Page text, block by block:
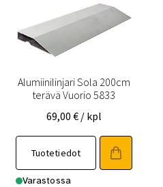
Alumiinilinjari Sola 200cm
terävä Vuorio 5833
69,00 € / kpl
Tuotetiedot
Varastossa